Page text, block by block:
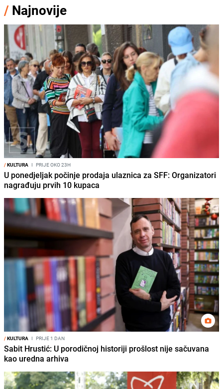
/ Najnovije
/KULTURA I PRIJE OKO 23H
U ponedjeljak počinje prodaja ulaznica za SFF: Organizatori
nagrađuju prvih 10 kupaca
/KULTURA I PRIJE 1 DAN
Sabit Hrustić: U porodičnoj historiji prošlost nije sačuvana
kao uredna arhiva